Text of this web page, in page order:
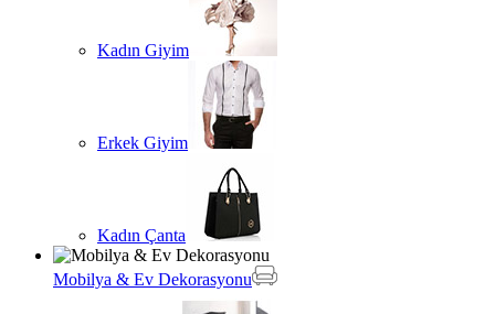
Kadın Giyim
Erkek Giyim
Kadın Çanta
Mobilya & Ev Dekorasyonu